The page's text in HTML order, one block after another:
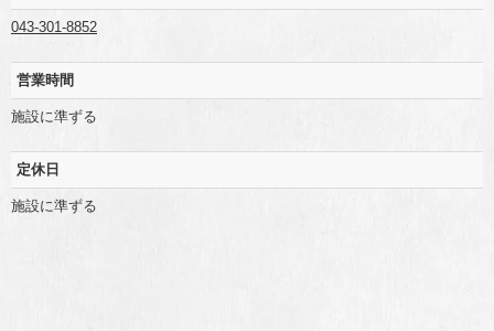
043-301-8852
営業時間
施設に準ずる
定休日
施設に準ずる